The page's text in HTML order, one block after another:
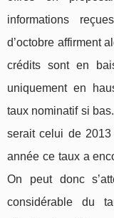
informations
d’octobre affirment
crédits sont en
uniquement en
taux nominatif si
serait celui de
année ce taux a
On peut donc
considérable du